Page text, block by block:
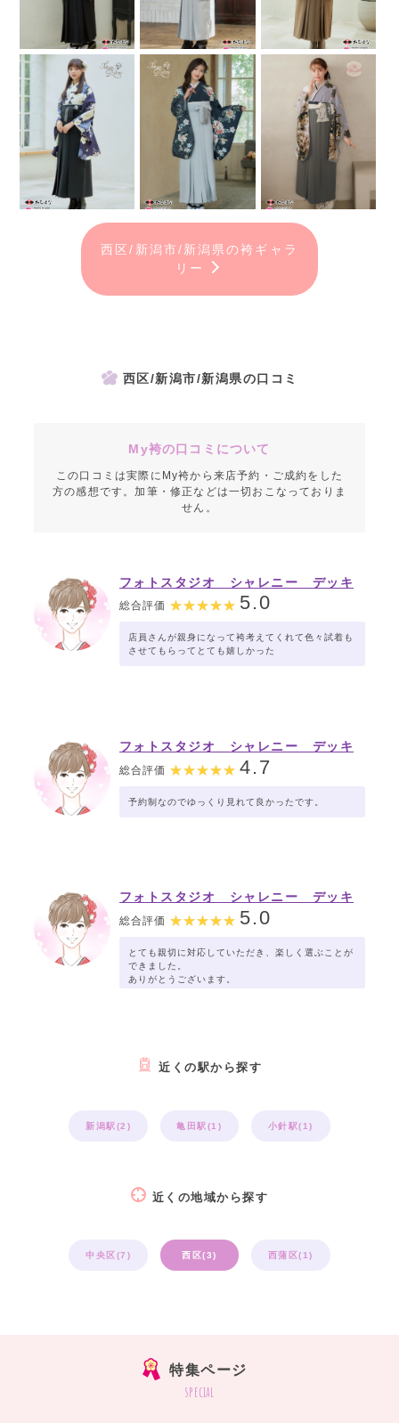
西区/新潟市/新潟県の袴ギャラ
リー
西区/新潟市/新潟県の口コミ
My袴の口コミについて
この口コミは実際にMy袴から来店予約・ご成約をした
方の感想です。加筆・修正などは一切おこなっておりま
せん。
フォトスタジオ シャレニー デッキ
ー401店
総合評価 5.0
店員さんが親身になって袴考えてくれて色々試着も
させてもらってとても嬉しかった
フォトスタジオ シャレニー デッキ
総合評価 4.7
予約制なのでゆっくり見れて良かったです。
フォトスタジオ シャレニー デッキ
ー401店
総合評価 5.0
とても親切に対応していただき、楽しく選ぶことが
できました。
ありがとうございます。
近くの駅から探す
新潟駅(2) 亀田駅(1) 小針駅(1)
近くの地域から探す
中央区(7) 西区(3) 西蒲区(1)
特集ページ
special